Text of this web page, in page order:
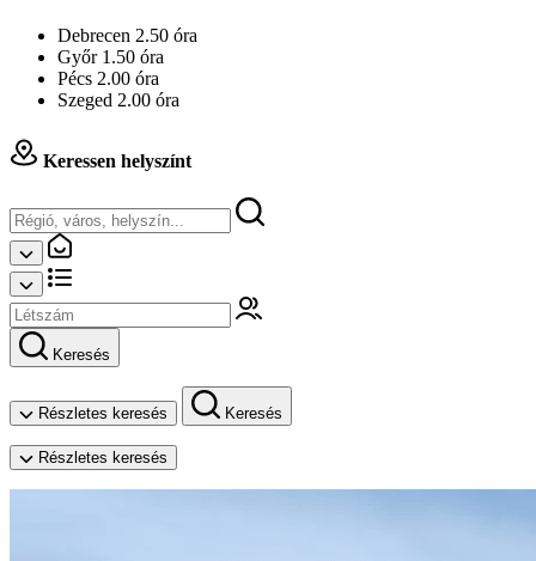
Debrecen 2.50 óra
Győr 1.50 óra
Pécs 2.00 óra
Szeged 2.00 óra
Keressen helyszínt
Keresés
Részletes keresés Keresés
Részletes keresés